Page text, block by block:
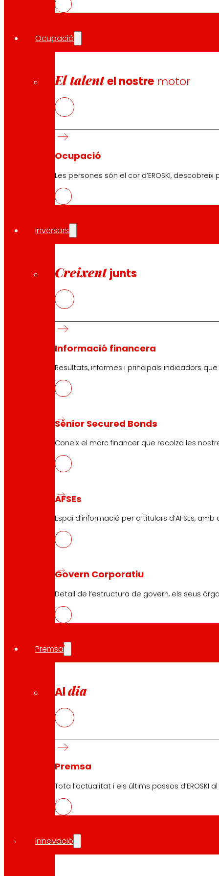
Ocupació
El talentel nostre motor
Ocupació
Les persones són el cor d’EROSKI,
Inversors
Creixent junts
Informació financera
Resultats, informes i principals indicadors
Sènior Secured Bonds
Coneix el marc financer que recolza les
AFSEs
Espai d’informació per a titulars d’AFSEs,
Govern Corporatiu
Detall de l’estructura de govern, els seus
Premsa
Aldia
Premsa
Tota l’actualitat i els últims passos d’EROSKI
Innovació